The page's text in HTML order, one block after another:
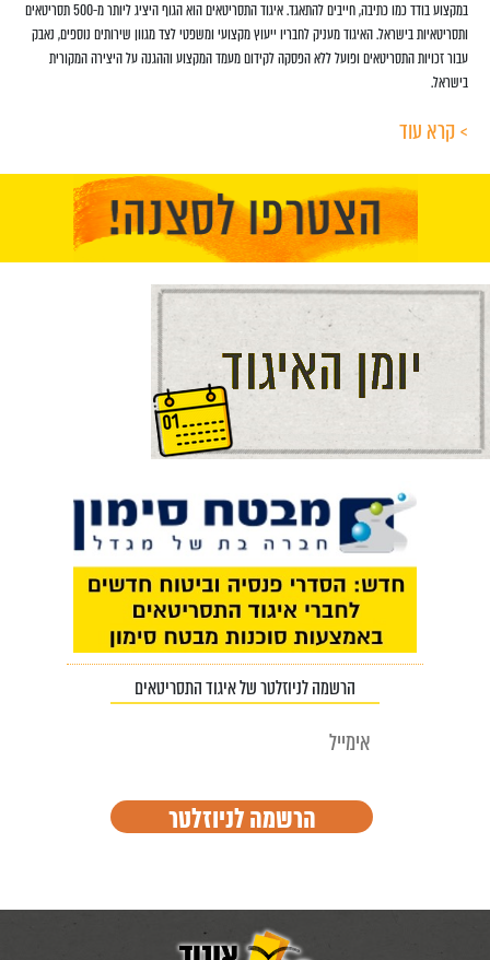
במקצוע בודד כמו כתיבה, חייבים להתאגד. איגוד התסריטאים הוא הגוף היציג ליותר מ-500 תסריטאים
ותסריטאיות בישראל. האיגוד מעניק לחבריו ייעוץ מקצועי ומשפטי לצד מגוון שירותים נוספים, נאבק
עבור זכויות התסריטאים ופועל ללא הפסקה לקידום מעמד המקצוע וההגנה על היצירה המקורית
בישראל.
> קרא עוד
הרשמה לניוזלטר של איגוד התסריטאים